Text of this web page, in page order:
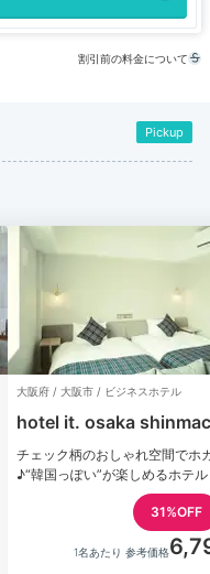
割引前の料金について
Pickup
大阪府 / 大阪市 / ビジネスホテル
hotel it. osaka
チェック柄のおしゃれ空間でホ
♪“韓国っぽい”が楽しめるホテル
31%OFF
1名あたり 参考価格